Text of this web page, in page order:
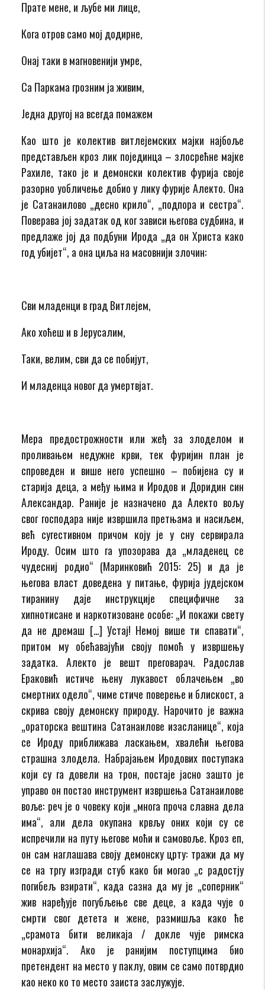
Прате мене, и љубе ми лице,
Кога отров само мој додирне,
Онај таки в магновенији умре,
Са Паркама грозним ја живим,
Једна другој на всегда помажем
Као што је колектив витлејемских мајки најбоље
представљен кроз лик појединца – злосрећне мајке
Рахиле, тако је и демонски колектив фурија своје
разорно уобличење добио у лику фурије Алекто. Она
је Сатанаилово „десно крило“, „подпора и сестра“.
Поверава јој задатак од ког зависи његова судбина, и
предлаже јој да подбуни Ирода „да он Христа како
год убијет“, а она циља на масовнији злочин:
Сви младенци в град Витлејем,
Ако хоћеш и в Јерусалим,
Таки, велим, сви да се побијут,
И младенца новог да умертвјат.
Мера предострожности или жеђ за злоделом и
проливањем недужне крви, тек фуријин план је
спроведен и више него успешно – побијена су и
старија деца, а међу њима и Иродов и Доридин син
Александар. Раније је назначено да Алекто вољу
свог господара није извршила претњама и насиљем,
већ сугестивном причом коју је у сну сервирала
Ироду. Осим што га упозорава да „младенец се
чудесниј родио“ (Маринковић 2015: 25) и да је
његова власт доведена у питање, фурија јудејском
тиранину даје инструкције специфичне за
хипнотисане и наркотизоване особе: „И покажи свету
да не дремаш […] Устај! Немој више ти спавати“,
притом му обећавајући своју помоћ у извршењу
задатка. Алекто је вешт преговарач. Радослав
Ераковић истиче њену лукавост облачењем „во
смертних одело“, чиме стиче поверење и блискост, а
скрива своју демонску природу. Нарочито је важна
„ораторска вештина Сатанаилове изасланице“, која
се Ироду приближава ласкањем, хвалећи његова
страшна злодела. Набрајањем Иродових поступака
који су га довели на трон, постаје јасно зашто је
управо он постао инструмент извршења Сатанаилове
воље: реч је о човеку који „многа проча славна дела
има“, али дела окупана крвљу оних који су се
испречили на путу његове моћи и самовоље. Кроз еп,
он сам наглашава своју демонску црту: тражи да му
се на тргу изгради стуб како би могао „с радостју
погибељ взирати“, када сазна да му је „соперник“
жив наређује погубљење све деце, а када чује о
смрти свог детета и жене, размишља како ће
„срамота бити великаја / докле чује римска
монархија“. Ако је ранијим поступцима био
претендент на место у паклу, овим се само потврдио
као неко ко то место заиста заслужује.